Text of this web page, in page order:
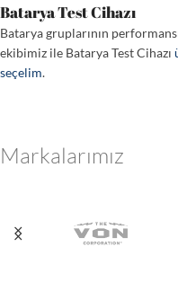
Batarya Test Cihazı
Batarya gruplarının
ekibimiz ile Batarya Test Cihazı
seçelim.
Markalarımız